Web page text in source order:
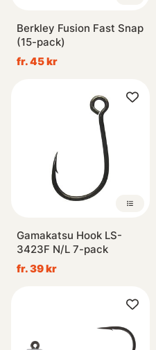
Berkley Fusion Fast Snap
(15-pack)
fr. 45 kr
Gamakatsu Hook LS-
3423F N/L 7-pack
fr. 39 kr